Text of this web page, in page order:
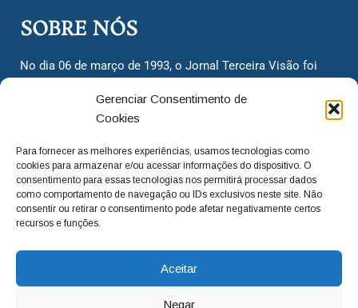
Gerenciar Consentimento de
Cookies
Para fornecer as melhores experiências, usamos tecnologias como
cookies para armazenar e/ou acessar informações do dispositivo. O
consentimento para essas tecnologias nos permitirá processar dados
como comportamento de navegação ou IDs exclusivos neste site. Não
consentir ou retirar o consentimento pode afetar negativamente certos
recursos e funções.
Aceitar
Negar
SOBRE NÓS
No dia 06 de março de 1993, o Jornal Terceira Visão foi
cidadãos valinhenses, já que naquela época só existiam
dois jornais. Há mais de 30 anos, o jornal continua
com o foco de trazer as melhores notícias. Nunca
deixamos de lado as necessidades do cidadão, sempre
questionando os órgãos públicos em busca de melhorias
para a cidade e sempre cobrando resoluções para casos
adm@jtv.com.br (19) 3929-6225